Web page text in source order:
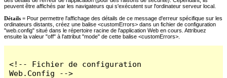
peuvent être affichés par les navigateurs qui s'exécutent sur l'ordinateur serveur local.
Détails = Pour permettre l'affichage des détails de ce message d'erreur spécifique sur les
ordinateurs distants, créez une balise <customErrors> dans un fichier de configuration
"web.config" situé dans le répertoire racine de l'application Web en cours. Attribuez
ensuite la valeur "off" à l'attribut "mode" de cette balise <customErrors>.
<!-- Fichier de configuration
Web.Config -->